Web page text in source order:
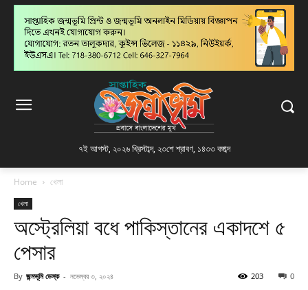
৭ই আগস্ট, ২০২৬ খ্রিস্টাব্দ, ২৩শে শ্রাবণ, ১৪৩৩ বঙ্গাব্দ
Home খেলা
খেলা
অস্ট্রেলিয়া বধে পাকিস্তানের একাদশে ৫
পেসার
By জন্মভূমি ডেস্ক - নভেম্বর ৩, ২০২৪ 0
203